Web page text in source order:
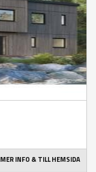
MER INFO & TILL HEMSIDA